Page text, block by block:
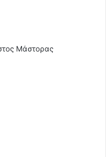
Μάστορας